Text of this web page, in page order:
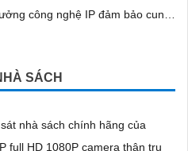
SÁCH
nhà sách chính hãng của
full HD 1080P camera thân trụ